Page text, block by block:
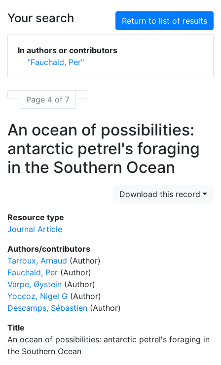
Your search Return to list of results
In authors or contributors
"Fauchald, Per"
Page 4 of 7
An ocean of possibilities:
antarctic petrel's foraging
in the Southern Ocean
Download this record
Resource type
Journal Article
Authors/contributors
Tarroux, Arnaud (Author)
Fauchald, Per (Author)
Varpe, Øystein (Author)
Yoccoz, Nigel G (Author)
Descamps, Sébastien (Author)
Title
An ocean of possibilities: antarctic petrel's foraging in
the Southern Ocean